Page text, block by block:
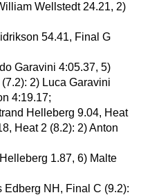
Wellstedt 24.21, 2)
54.41, Final G
Garavini 4:05.37, 5)
2) Luca Garavini
4:19.17;
Helleberg 9.04, Heat
Heat 2 (8.2): 2) Anton
1.87, 6) Malte
Edberg NH, Final C (9.2):